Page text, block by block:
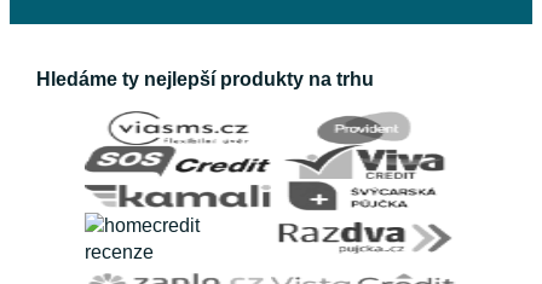
Hledáme ty nejlepší produkty na trhu